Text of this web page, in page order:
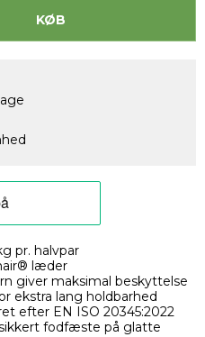
KØB
pr. halvpar
læder
giver maksimal beskyttelse
ekstra lang holdbarhed
efter EN ISO 20345:2022
fodfæste på glatte